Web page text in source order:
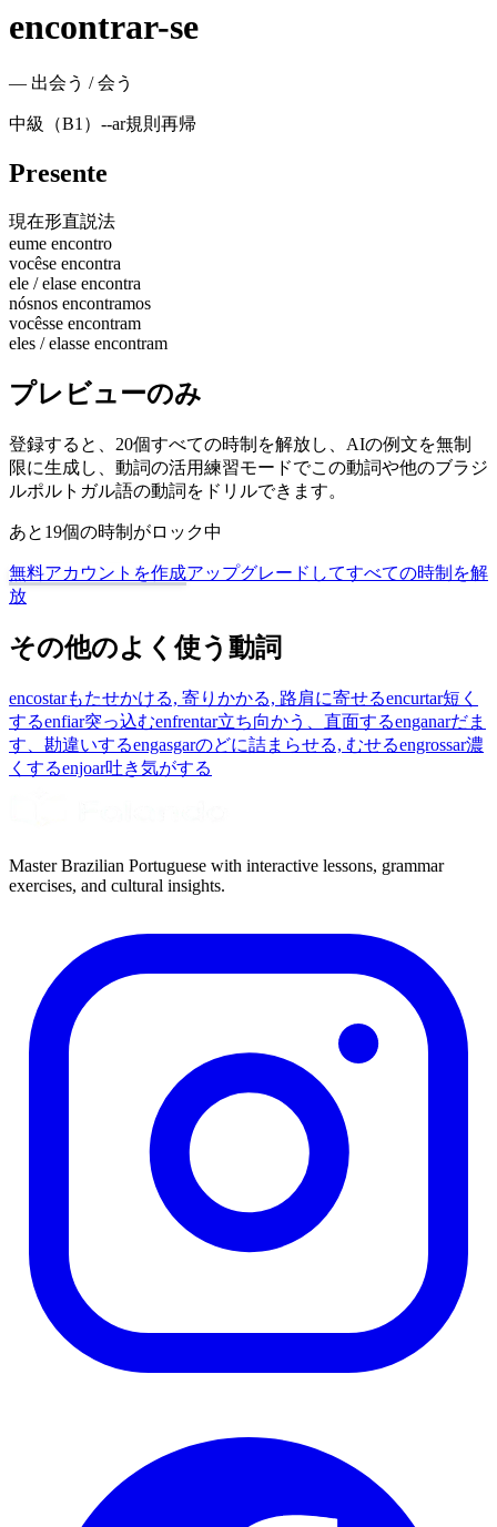
encontrar-se
— 出会う / 会う
中級（B1） --ar規則 再帰
Presente
現在形直説法
eume encontro
vocêse encontra
ele / elase encontra
nósnos encontramos
vocêsse encontram
eles / elasse encontram
プレビューのみ
登録すると、20個すべての時制を解放し、AIの例文を無制
限に生成し、動詞の活用練習モードでこの動詞や他のブラジ
ルポルトガル語の動詞をドリルできます。
あと19個の時制がロック中
無料アカウントを作成アップグレードしてすべての時制を解
放
その他のよく使う動詞
encostarもたせかける, 寄りかかる, 路肩に寄せるencurtar短く
するenfiar突っ込むenfrentar立ち向かう、直面するenganarだま
す、勘違いするengasgarのどに詰まらせる, むせるengrossar濃
くするenjoar吐き気がする
Master Brazilian Portuguese with interactive lessons, grammar
exercises, and cultural insights.